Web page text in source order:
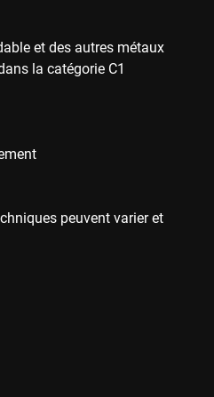
et des autres métaux
la catégorie C1
peuvent varier et